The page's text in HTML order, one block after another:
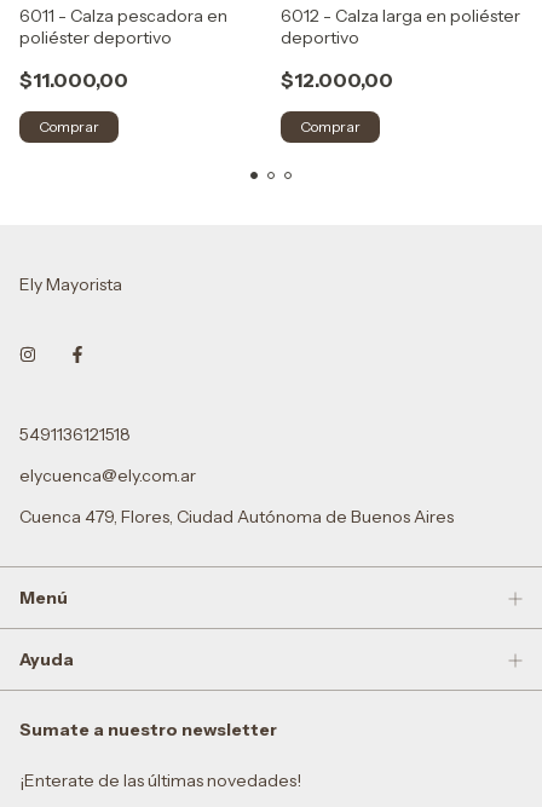
6011 - Calza pescadora en
poliéster deportivo
$11.000,00
Comprar
6012 - Calza larga en poliéster
deportivo
$12.000,00
Comprar
Ely Mayorista
5491136121518
elycuenca@ely.com.ar
Cuenca 479, Flores, Ciudad Autónoma de Buenos Aires
Menú
Ayuda
Sumate a nuestro newsletter
¡Enterate de las últimas novedades!